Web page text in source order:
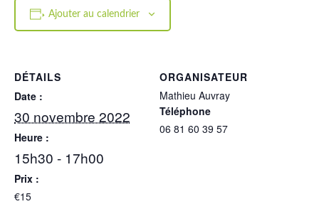
Ajouter au calendrier
DÉTAILS
Date :
30 novembre 2022
Heure :
15h30 - 17h00
Prix :
€15
ORGANISATEUR
Mathieu Auvray
Téléphone
06 81 60 39 57